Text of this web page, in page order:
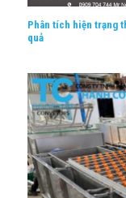
Phân tích hiện trạng
quả